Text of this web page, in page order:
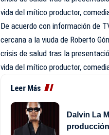
vida del mítico productor,
De acuerdo con información de
cercana a la viuda de Roberto
crisis de salud tras la
vida del mítico productor,
Leer Más
Dalvin La